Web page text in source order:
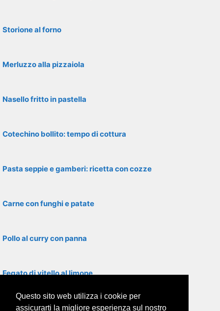
Storione al forno
Merluzzo alla pizzaiola
Nasello fritto in pastella
Cotechino bollito: tempo di cottura
Pasta seppie e gamberi: ricetta con cozze
Carne con funghi e patate
Pollo al curry con panna
Fegato di vitello al limone
Filetti di rombo con asparagi
Questo sito web utilizza i cookie per
assicurarti la migliore esperienza sul nostro